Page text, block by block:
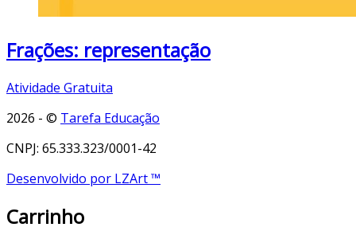
Frações: representação
Atividade Gratuita
2026 - © Tarefa Educação
CNPJ: 65.333.323/0001-42
Desenvolvido por LZArt ™
Carrinho